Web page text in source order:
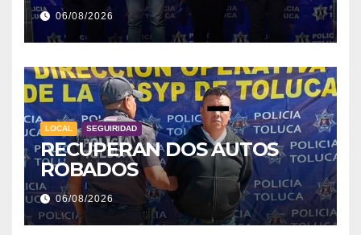
06/08/2026
LOCAL SEGUIRIDAD
RECUPERAN DOS AUTOS
ROBADOS
06/08/2026